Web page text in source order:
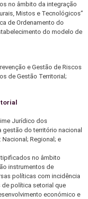
no âmbito da integração
Mistos e Tecnológicos”
de Ordenamento do
do modelo de
e Gestão de Riscos
de Gestão Territorial;
Jurídico dos
gestão do território nacional
Regional; e
no âmbito
instrumentos de
políticas com incidência
de política setorial que
económico e